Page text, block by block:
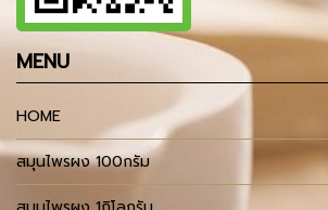
MENU
HOME
สมุนไพรผง 100กรัม